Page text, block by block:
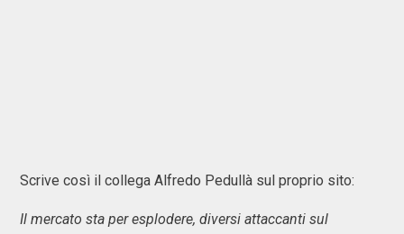
Scrive così il collega Alfredo Pedullà sul proprio sito:
Il mercato sta per esplodere, diversi attaccanti sul